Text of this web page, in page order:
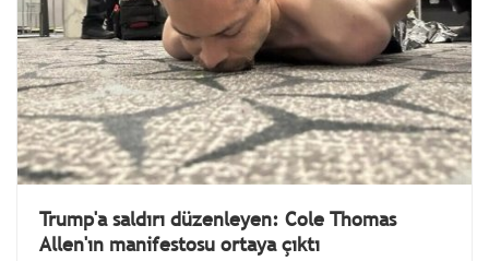
Trump'a saldırı düzenleyen: Cole Thomas
Allen'ın manifestosu ortaya çıktı